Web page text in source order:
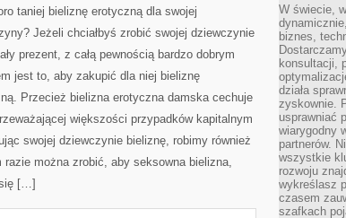
WŁASNY
STYL?
taniej bieliznę erotyczną dla swojej
Jeżeli chciałbyś zrobić swojej dziewczynie
prezent, z całą pewnością bardzo dobrym
jest to, aby zakupić dla niej bieliznę
Przecież bielizna erotyczna damska cechuje
większości przypadków kapitalnym
swojej dziewczynie bieliznę, robimy również
można zrobić, aby seksowna bielizna,
się […]
W świecie,
biznes,
konsultacji,
działa
zyskownie.
usprawniać
wiarygodny
partnerów.
wszystkie
rozwoju
wykreślasz
czasem
szafkach